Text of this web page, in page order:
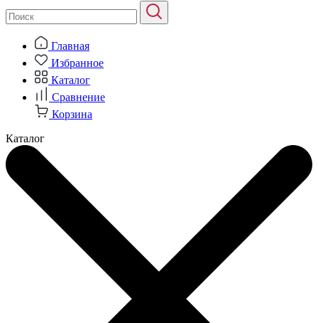
Главная
Избранное
Каталог
Сравнение
Корзина
Каталог